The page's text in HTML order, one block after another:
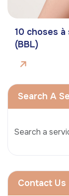
10 choses
(BBL)
Search A
Contact Us